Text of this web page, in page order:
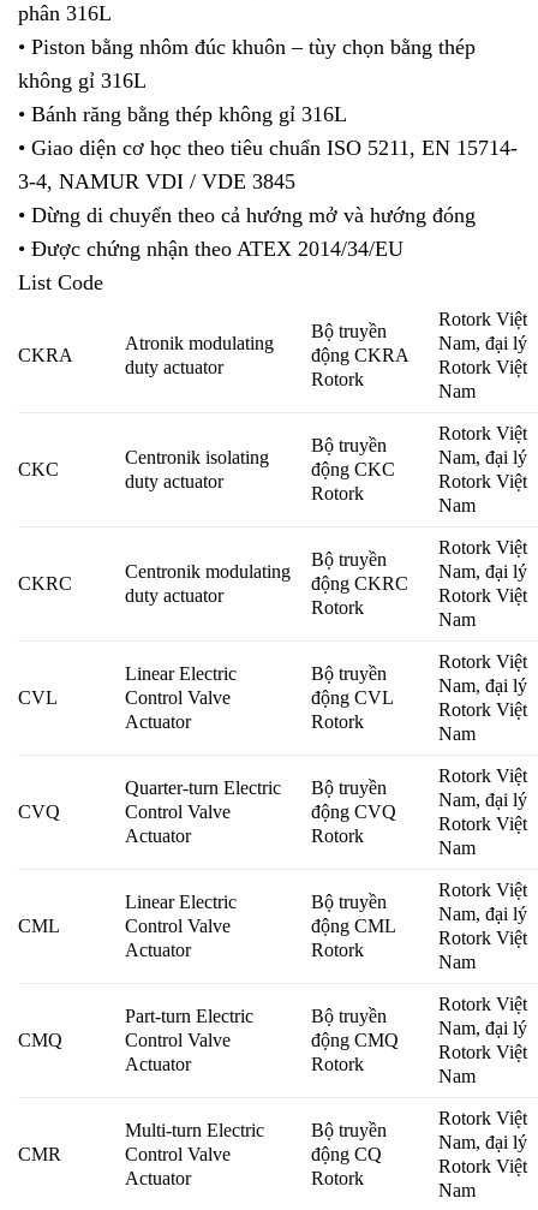
phân 316L
• Piston bằng nhôm đúc khuôn – tùy chọn bằng thép
không gỉ 316L
• Bánh răng bằng thép không gỉ 316L
• Giao diện cơ học theo tiêu chuẩn ISO 5211, EN 15714-
3-4, NAMUR VDI / VDE 3845
• Dừng di chuyển theo cả hướng mở và hướng đóng
• Được chứng nhận theo ATEX 2014/34/EU
List Code
CKRA
Atronik modulating
duty actuator
Bộ truyền
động CKRA
Rotork
Rotork Việt
Nam, đại lý
Rotork Việt
Nam
CKC
Centronik isolating
duty actuator
Bộ truyền
động CKC
Rotork
Rotork Việt
Nam, đại lý
Rotork Việt
Nam
CKRC
Centronik modulating
duty actuator
Bộ truyền
động CKRC
Rotork
Rotork Việt
Nam, đại lý
Rotork Việt
Nam
CVL
Linear Electric
Control Valve
Actuator
Bộ truyền
động CVL
Rotork
Rotork Việt
Nam, đại lý
Rotork Việt
Nam
CVQ
Quarter-turn Electric
Control Valve
Actuator
Bộ truyền
động CVQ
Rotork
Rotork Việt
Nam, đại lý
Rotork Việt
Nam
CML
Linear Electric
Control Valve
Actuator
Bộ truyền
động CML
Rotork
Rotork Việt
Nam, đại lý
Rotork Việt
Nam
CMQ
Part-turn Electric
Control Valve
Actuator
Bộ truyền
động CMQ
Rotork
Rotork Việt
Nam, đại lý
Rotork Việt
Nam
CMR
Multi-turn Electric
Control Valve
Actuator
Bộ truyền
động CQ
Rotork
Rotork Việt
Nam, đại lý
Rotork Việt
Nam